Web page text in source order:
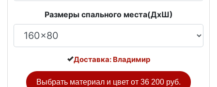
Размеры спального места(ДxШ)
Доставка: Владимир
Выбрать материал и цвет от 36 200 руб.